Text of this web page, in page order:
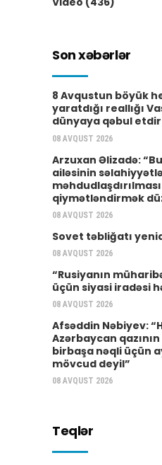
Son xəbərlər
8 Avqustun böyük
yaratdığı reallığı
dünyaya qəbul
08 AVQUST 2026
Arzuxan Əlizadə:
ailəsinin
qiymətləndirmək
08 AVQUST 2026
Sovet təbliğatı
08 AVQUST 2026
“Rusiyanın
üçün siyasi iradəsi
08 AVQUST 2026
Afsəddin Nəbiyev:
Azərbaycan
birbaşa nəqli üçün
mövcud deyil”
08 AVQUST 2026
Teqlər